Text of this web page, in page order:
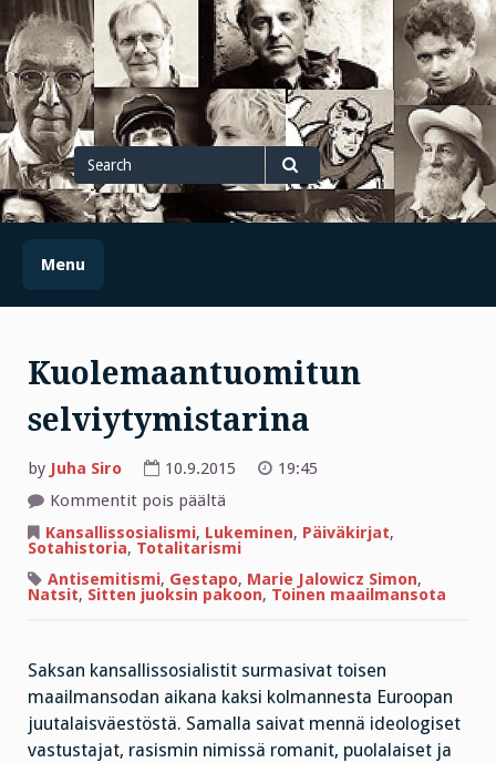
Skip
to
content
Search
for
Search
Menu
Kuolemaantuomitun
selviytymistarina
by Juha Siro 10.9.2015
19:45
Kommentit pois päältä
selviytymistarina
Kansallissosialismi, Lukeminen, Päiväkirjat,
Sotahistoria, Totalitarismi
Antisemitismi, Gestapo, Marie Jalowicz Simon,
Natsit, Sitten juoksin pakoon, Toinen maailmansota
Saksan kansallissosialistit surmasivat toisen
maailmansodan aikana kaksi kolmannesta Euroopan
juutalaisväestöstä. Samalla saivat mennä ideologiset
vastustajat, rasismin nimissä romanit, puolalaiset ja